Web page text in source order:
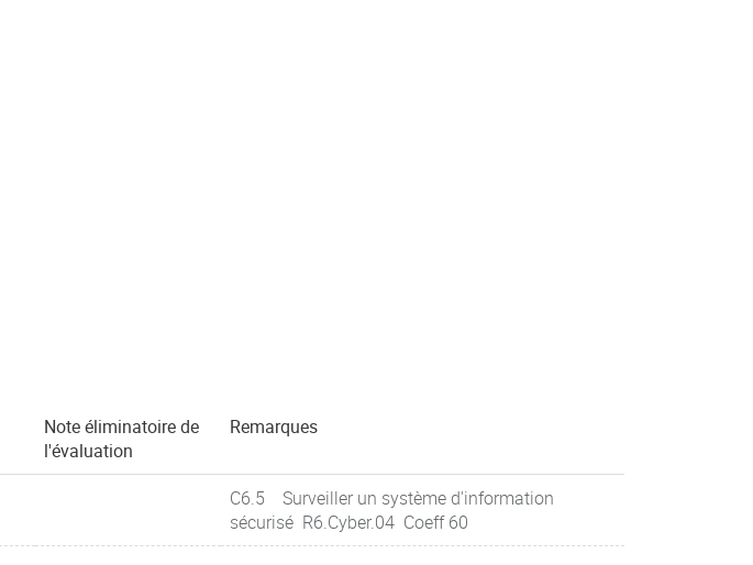
Note éliminatoire de
l'évaluation
Remarques
C6.5 Surveiller un système d'information
sécurisé R6.Cyber.04 Coeff 60